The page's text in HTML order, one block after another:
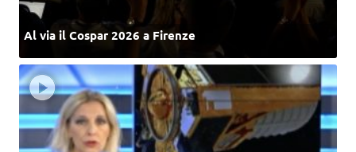
Al via il Cospar 2026 a Firenze